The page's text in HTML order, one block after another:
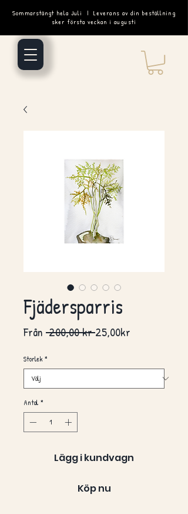
Sommarstängt hela Juli | Leverans av din beställning
sker första veckan i augusti
Fjädersparris
Från 200,00 kr Ordinarie
25,00kr
Storlek *
Antal *
Lägg i kundvagn
Köp nu